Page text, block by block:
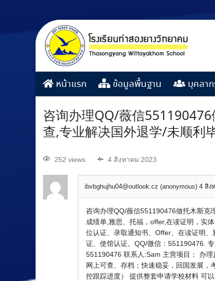
หน้าแรก ข้อมูลพื้นฐาน บุคลา
咨询办理QQ/薇信
查,专业解决国外退学/未顺利
252 views 4 สิงหาคม 2023
ibvbghujhu04@outlook.cz (anonymous) 4 สิง
咨询办理QQ/薇信551190476做托木斯克
成绩单,雅思、托福，offer,在读证明，实
位认证、录取通知书、Offer、在读证明
证、使馆认证。QQ/微信：551190476.
551190476 联系人:Sam 主营项目： 办
网上可查、存档；快速稳妥，回国发展
控跟踪进度） 提供整套申请学校材料 可